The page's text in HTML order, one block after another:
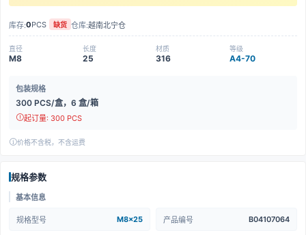
库存:0PCS 缺货 仓库:越南北宁仓
直径
M8
长度
25
材质
316
等级
A4-70
包装规格
300 PCS/盒，6 盒/箱
起订量: 300 PCS
价格不含税，不含运费
规格参数
基本信息
规格型号 M8x25 产品编号 B04107064